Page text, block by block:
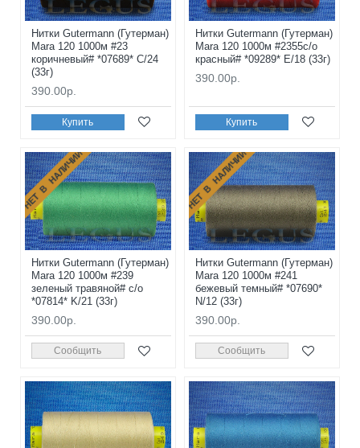
Нитки Gutermann (Гутерман)
Mara 120 1000м #23
коричневый# *07689* C/24
(33г)
390.00р.
Купить
Нитки Gutermann (Гутерман)
Mara 120 1000м #2355с/о
красный# *09289* E/18 (33г)
390.00р.
Купить
НЕТ В НАЛИЧИИ
Нитки Gutermann (Гутерман)
Mara 120 1000м #239
зеленый травяной# с/о
*07814* K/21 (33г)
390.00р.
Сообщить
НЕТ В НАЛИЧИИ
Нитки Gutermann (Гутерман)
Mara 120 1000м #241
бежевый темный# *07690*
N/12 (33г)
390.00р.
Сообщить